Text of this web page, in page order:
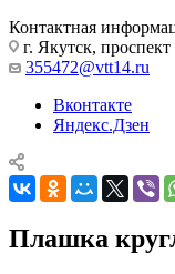
Контактная
г. Якутск,
355472@vtt14.ru
Вконтакте
Яндекс.Дзен
Плашка